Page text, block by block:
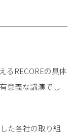
るRECOREの具体
意義な講演でし
た各社の取り組
ビス
ビス